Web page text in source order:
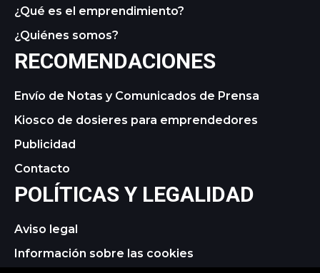
¿Qué es el emprendimiento?
¿Quiénes somos?
RECOMENDACIONES
Envío de Notas y Comunicados de Prensa
Kiosco de dosieres para emprendedores
Publicidad
Contacto
POLÍTICAS Y LEGALIDAD
Aviso legal
Información sobre las cookies